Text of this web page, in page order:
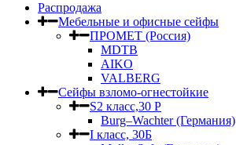
Распродажа
Мебельные и офисные сейфы
ПРОМЕТ (Россия)
MDTB
AIKO
VALBERG
Сейфы взломо-огнестойкие
S2 класс,30 Р
Burg–Wachter (Германия)
I класс, 30Б